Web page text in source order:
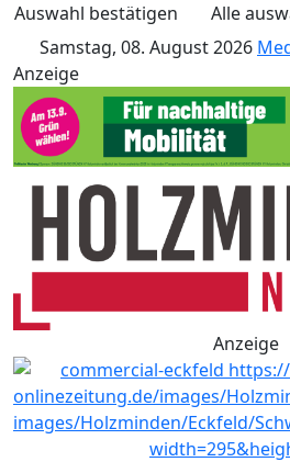
Auswahl bestätigen
Alle
Samstag, 08. August 2026
Anzeige
Anzeige